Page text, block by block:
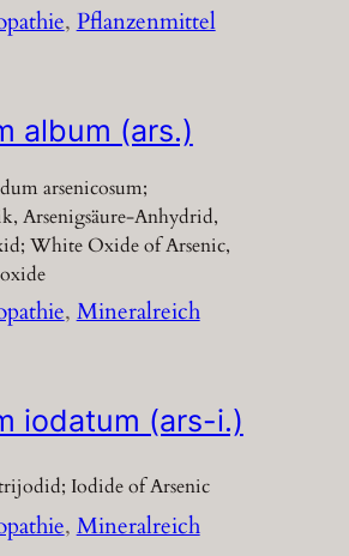
, Pflanzenmittel
album (ars.)
arsenicosum;
Arsenigsäure-Anhydrid,
White Oxide of Arsenic,
, Mineralreich
iodatum (ars-i.)
Iodide of Arsenic
, Mineralreich